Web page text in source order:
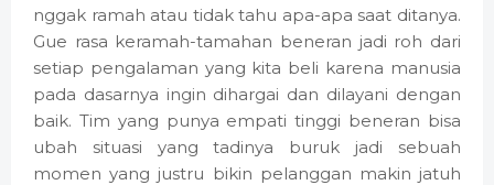
nggak ramah atau tidak tahu apa-apa saat ditanya.
Gue rasa keramah-tamahan beneran jadi roh dari
setiap pengalaman yang kita beli karena manusia
pada dasarnya ingin dihargai dan dilayani dengan
baik. Tim yang punya empati tinggi beneran bisa
ubah situasi yang tadinya buruk jadi sebuah
momen yang justru bikin pelanggan makin jatuh